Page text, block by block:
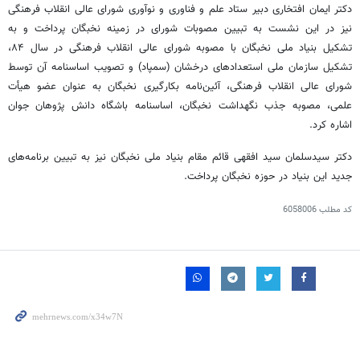
دکتر ایمان افتخاری دبیر ستاد علم و فناوری و نوآوری شورای عالی انقلاب فرهنگی
نیز در این نشست به تبیین مصوبات شورای در زمینه نخبگان پرداخت و به
تشکیل بنیاد ملی نخبگان با مصوبه شورای عالی انقلاب فرهنگی در سال ۸۴،
تشکیل سازمان ملی استعدادهای درخشان (سمپاد) و تصویب اساسنامه آن توسط
شورای عالی انقلاب فرهنگی، آئین‌نامه بکارگیری نخبگان به عنوان عضو هیأت
علمی، مصوبه جذب نگهداشت نخبگان، اساسنامه باشگاه دانش پژوهان جوان
اشاره کرد.
دکتر سیدسلمان سید افقهی قائم مقام بنیاد ملی نخبگان نیز به تبیین برنامه‌های
جدید این بنیاد در حوزه نخبگان پرداخت.
کد مطلب6058006